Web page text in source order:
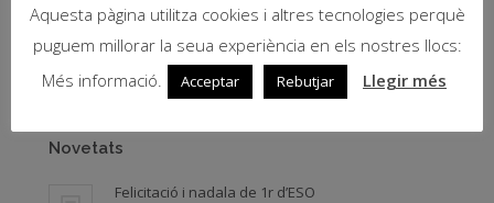
PICNIC de Fernando Arrabal – Teatre
8 juny, 2026
Novetats
Felicitació i nadala de 1r d’ESO
Aquesta pàgina utilitza cookies i altres tecnologies perquè
puguem millorar la seua experiència en els nostres llocs:
Més informació.
Acceptar Rebutjar Llegir més